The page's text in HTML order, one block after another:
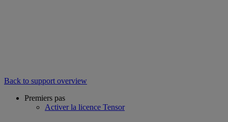
Back to support overview
Premiers pas
Activer la licence Tensor